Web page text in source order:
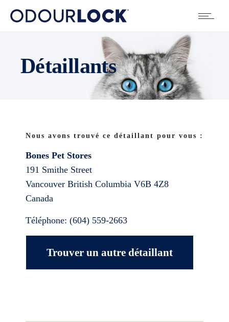
Détaillants
Nous avons trouvé ce détaillant pour vous :
Bones Pet Stores
191 Smithe Street
Vancouver British Columbia V6B 4Z8
Canada
Téléphone: (604) 559-2663
Trouver un autre détaillant